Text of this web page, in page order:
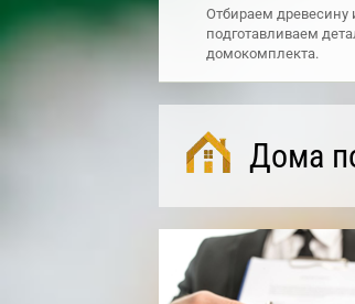
Отбираем древесину
подготавливаем
домокомплекта.
Дома